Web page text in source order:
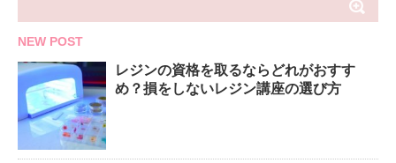
NEW POST
レジンの資格を取るならどれがおすす
め？損をしないレジン講座の選び方